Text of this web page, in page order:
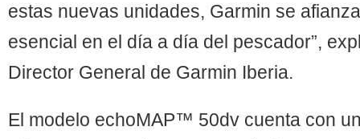
estas nuevas unidades, Garmin se
esencial en el día a día del pescador”,
Director General de Garmin Iberia.
El modelo echoMAP™ 50dv cuenta con